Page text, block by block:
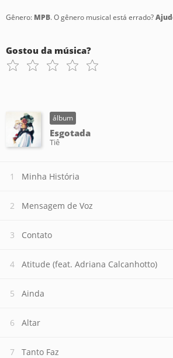
Gênero: MPB. O gênero musical está errado?
Gostou da música?
álbum
Esgotada
Tiê
Minha História
Mensagem de Voz
Contato
Atitude (feat. Adriana Calcanhotto)
Ainda
Altar
Tanto Faz